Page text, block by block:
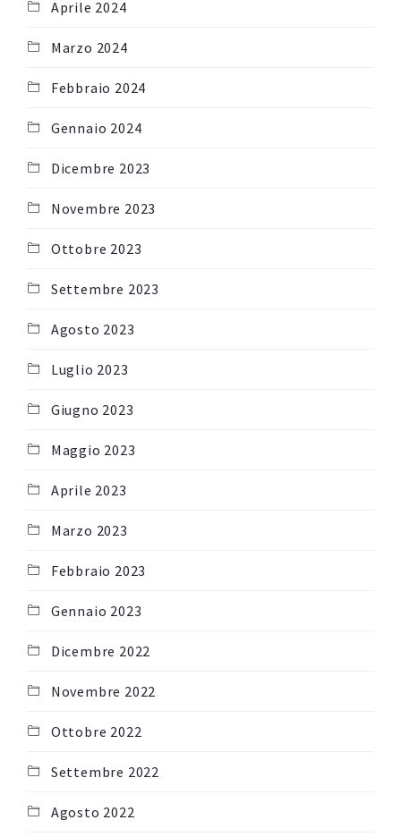
Aprile 2024
Marzo 2024
Febbraio 2024
Gennaio 2024
Dicembre 2023
Novembre 2023
Ottobre 2023
Settembre 2023
Agosto 2023
Luglio 2023
Giugno 2023
Maggio 2023
Aprile 2023
Marzo 2023
Febbraio 2023
Gennaio 2023
Dicembre 2022
Novembre 2022
Ottobre 2022
Settembre 2022
Agosto 2022